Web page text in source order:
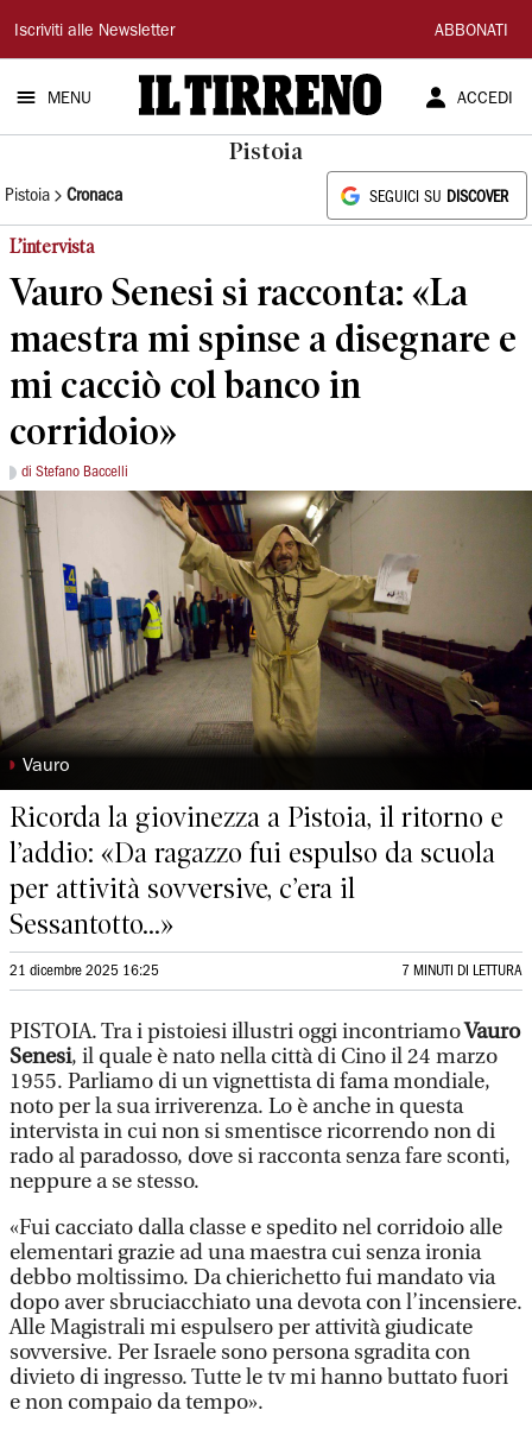
Il
Tirreno
Iscriviti alle Newsletter ABBONATI
MENU ACCEDI
Pistoia
Pistoia Cronaca SEGUICI SU DISCOVER
L’intervista
Vauro Senesi si racconta: «La
maestra mi spinse a disegnare e
mi cacciò col banco in
corridoio»
di Stefano Baccelli
◗ Vauro
Ricorda la giovinezza a Pistoia, il ritorno e
l’addio: «Da ragazzo fui espulso da scuola
per attività sovversive, c’era il
Sessantotto...»
21 dicembre 2025 16:25 7 MINUTI DI LETTURA
PISTOIA. Tra i pistoiesi illustri oggi incontriamoVauro
Senesi, il quale è nato nella città di Cino il 24 marzo
1955. Parliamo di un vignettista di fama mondiale,
noto per la sua irriverenza. Lo è anche in questa
intervista in cui non si smentisce ricorrendo non di
rado al paradosso, dove si racconta senza fare sconti,
neppure a se stesso.
«Fui cacciato dalla classe e spedito nel corridoio alle
elementari grazie ad una maestra cui senza ironia
debbo moltissimo. Da chierichetto fui mandato via
dopo aver sbruciacchiato una devota con l’incensiere.
Alle Magistrali mi espulsero per attività giudicate
sovversive. Per Israele sono persona sgradita con
divieto di ingresso. Tutte le tv mi hanno buttato fuori
e non compaio da tempo».